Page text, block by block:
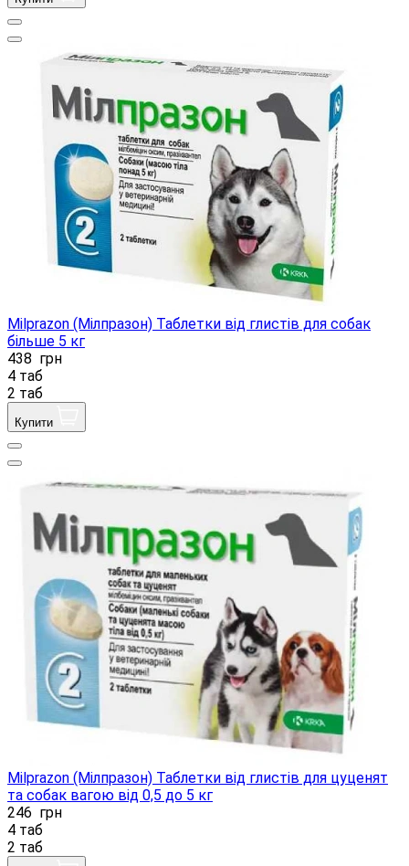
Milprazon (Мілпразон) Таблетки від глистів для собак
більше 5 кг
438 грн
4 таб
2 таб
Купити
Milprazon (Мілпразон) Таблетки від глистів для цуценят
та собак вагою від 0,5 до 5 кг
246 грн
4 таб
2 таб